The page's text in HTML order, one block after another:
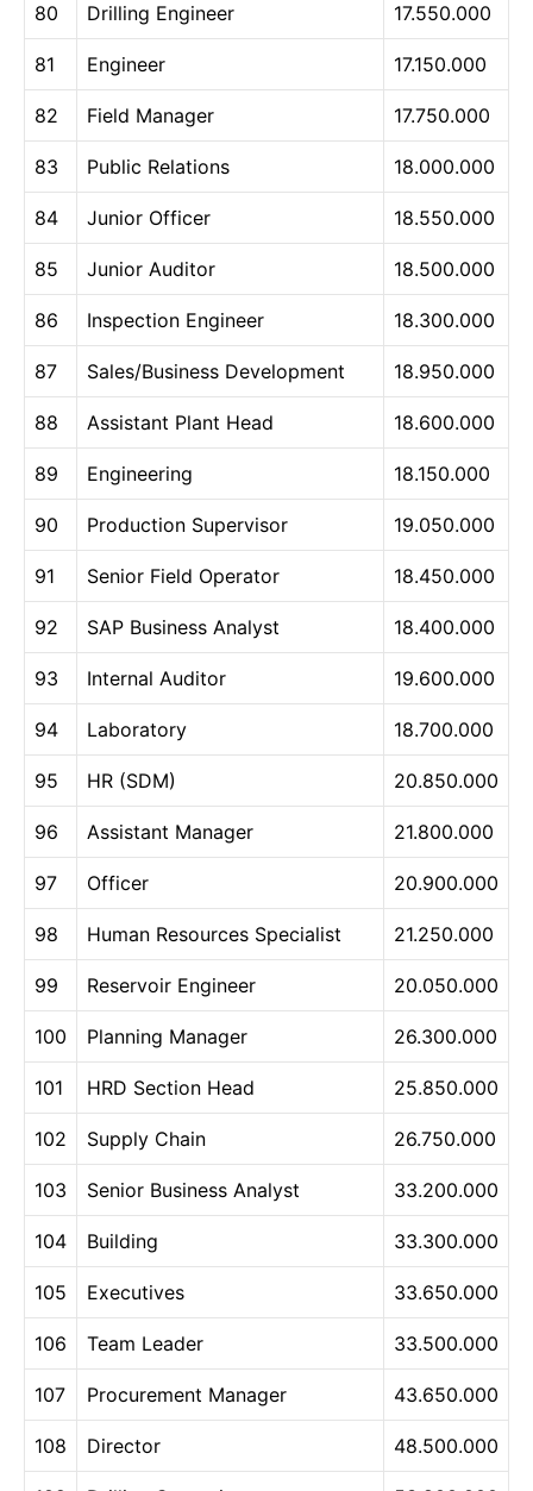
80 Drilling Engineer 17.550.000
81 Engineer 17.150.000
82 Field Manager 17.750.000
83 Public Relations 18.000.000
84 Junior Officer 18.550.000
85 Junior Auditor 18.500.000
86 Inspection Engineer 18.300.000
87 Sales/Business Development 18.950.000
88 Assistant Plant Head 18.600.000
89 Engineering 18.150.000
90 Production Supervisor 19.050.000
91 Senior Field Operator 18.450.000
92 SAP Business Analyst 18.400.000
93 Internal Auditor 19.600.000
94 Laboratory 18.700.000
95 HR (SDM) 20.850.000
96 Assistant Manager 21.800.000
97 Officer 20.900.000
98 Human Resources Specialist 21.250.000
99 Reservoir Engineer 20.050.000
100 Planning Manager 26.300.000
101 HRD Section Head 25.850.000
102 Supply Chain 26.750.000
103 Senior Business Analyst 33.200.000
104 Building 33.300.000
105 Executives 33.650.000
106 Team Leader 33.500.000
107 Procurement Manager 43.650.000
108 Director 48.500.000